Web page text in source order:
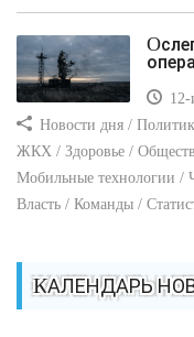
Ослепить циклопа: что стоит за
Новости дня /
ЖКХ / Здоровье /
Мобильные технологии /
Власть / Команды /
КАЛЕНДАРЬ